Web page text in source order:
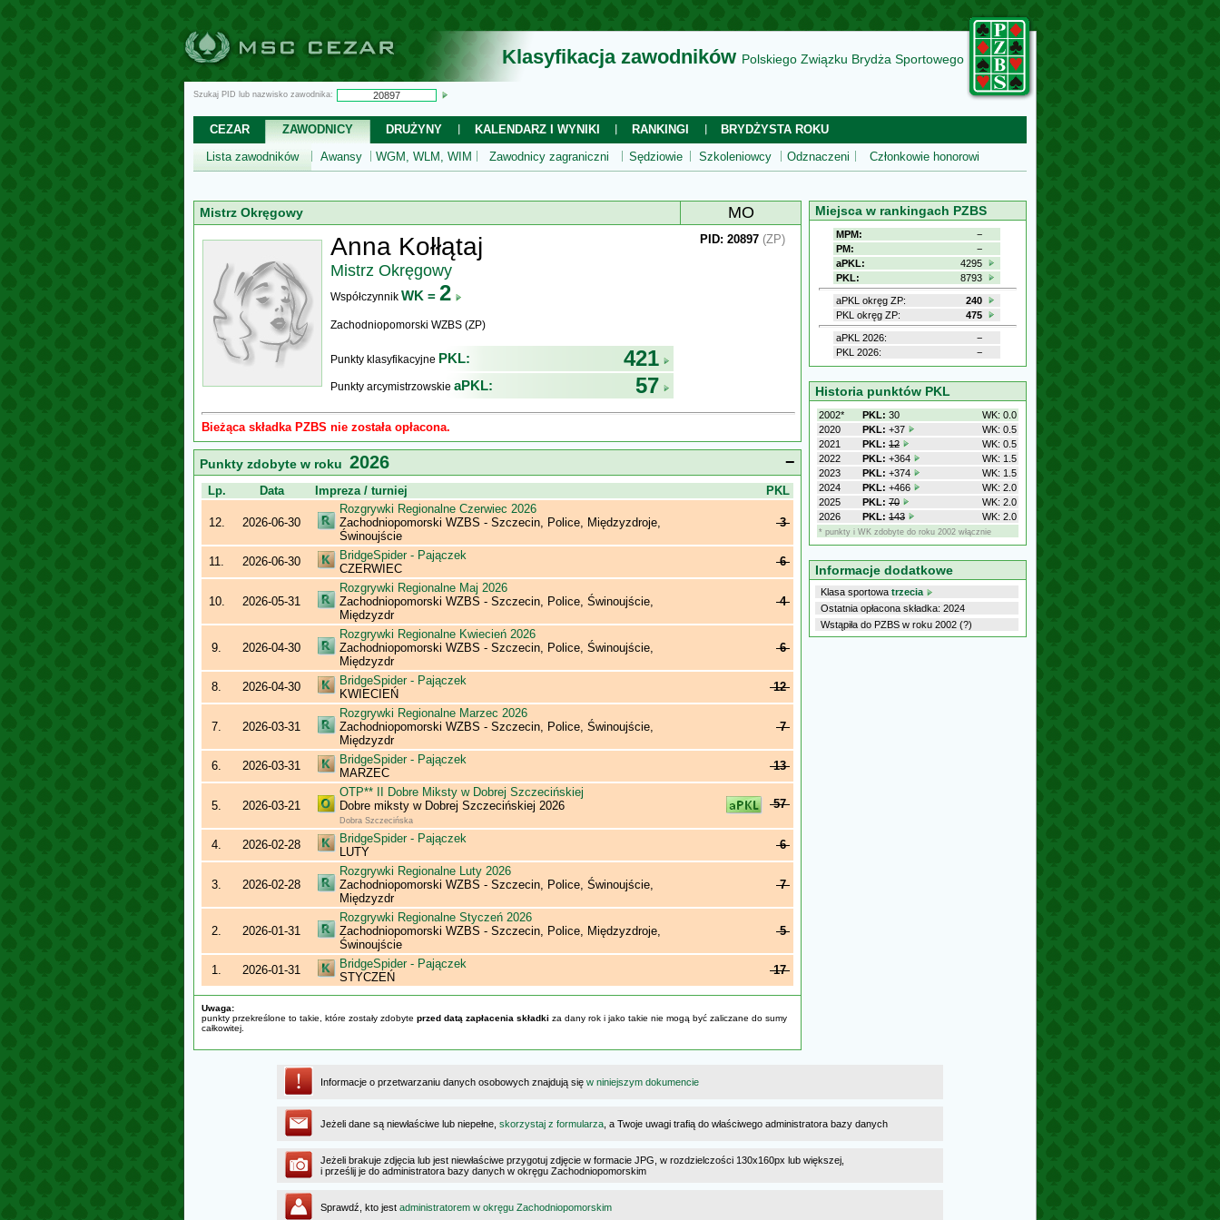
Klasyfikacja zawodników Polskiego Związku Brydża Sportowego
Szukaj PID lub nazwisko zawodnika:
CEZAR ZAWODNICY DRUŻYNY KALENDARZ I WYNIKI RANKINGI
BRYDŻYSTA ROKU
Lista zawodników
Awansy WGM, WLM, WIM Zawodnicy zagraniczni Sędziowie Szkoleniowcy Odznaczeni Członkowie honorowi
Mistrz Okręgowy MO
Anna Kołłątaj
Mistrz Okręgowy
Współczynnik WK = 2
Zachodniopomorski WZBS (ZP)
Punkty klasyfikacyjne PKL: 421
Punkty arcymistrzowskie aPKL: 57
PID: 20897 (ZP)
Bieżąca składka PZBS nie została opłacona.
Punkty zdobyte w roku 2026 −
Lp. Data Impreza / turniej PKL
12. 2026-06-30
Rozgrywki Regionalne Czerwiec 2026
Zachodniopomorski WZBS - Szczecin, Police, Międzyzdroje,
Świnoujście
3
11. 2026-06-30
BridgeSpider - Pajączek
CZERWIEC
6
10. 2026-05-31
Rozgrywki Regionalne Maj 2026
Zachodniopomorski WZBS - Szczecin, Police, Świnoujście,
Międzyzdr
4
9. 2026-04-30
Rozgrywki Regionalne Kwiecień 2026
Zachodniopomorski WZBS - Szczecin, Police, Świnoujście,
Międzyzdr
6
8. 2026-04-30
BridgeSpider - Pajączek
KWIECIEŃ
12
7. 2026-03-31
Rozgrywki Regionalne Marzec 2026
Zachodniopomorski WZBS - Szczecin, Police, Świnoujście,
Międzyzdr
7
6. 2026-03-31
BridgeSpider - Pajączek
MARZEC
13
5. 2026-03-21
OTP** II Dobre Miksty w Dobrej Szczecińskiej
Dobre miksty w Dobrej Szczecińskiej 2026
Dobra Szczecińska
57
4. 2026-02-28
BridgeSpider - Pajączek
LUTY
6
3. 2026-02-28
Rozgrywki Regionalne Luty 2026
Zachodniopomorski WZBS - Szczecin, Police, Świnoujście,
Międzyzdr
7
2. 2026-01-31
Rozgrywki Regionalne Styczeń 2026
Zachodniopomorski WZBS - Szczecin, Police, Międzyzdroje,
Świnoujście
5
1. 2026-01-31
BridgeSpider - Pajączek
STYCZEŃ
17
Uwaga:
punkty przekreślone to takie, które zostały zdobyte przed datą zapłacenia składki za dany rok i jako takie nie mogą być zaliczane do sumy
całkowitej.
Miejsca w rankingach PZBS
MPM:
−
PM:
−
aPKL:
4295
PKL:
8793
aPKL okręg ZP:
240
PKL okręg ZP:
475
aPKL 2026:
−
PKL 2026:
−
Historia punktów PKL
2002* PKL: 30
WK: 0.0
2020
PKL: +37
WK: 0.5
2021
PKL: 12
WK: 0.5
2022
PKL: +364
WK: 1.5
2023
PKL: +374
WK: 1.5
2024
PKL: +466
WK: 2.0
2025
PKL: 70
WK: 2.0
2026
PKL: 143 WK: 2.0
* punkty i WK zdobyte do roku 2002 włącznie
Informacje dodatkowe
Klasa sportowa trzecia
Ostatnia opłacona składka: 2024
Wstąpiła do PZBS w roku 2002 (?)
Informacje o przetwarzaniu danych osobowych znajdują się w niniejszym dokumencie
Jeżeli dane są niewłaściwe lub niepełne, skorzystaj z formularza , a Twoje uwagi trafią do właściwego administratora bazy danych
Jeżeli brakuje zdjęcia lub jest niewłaściwe przygotuj zdjęcie w formacie JPG, w rozdzielczości 130x160px lub większej,
i prześlij je do administratora bazy danych w okręgu Zachodniopomorskim
Sprawdź, kto jest administratorem w okręgu Zachodniopomorskim